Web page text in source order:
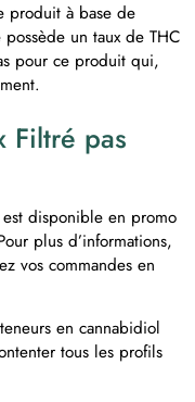
produit à base de
un taux de THC
pour ce produit qui,
Filtré pas
disponible en promo
plus d’informations,
vos commandes en
en cannabidiol
tous les profils